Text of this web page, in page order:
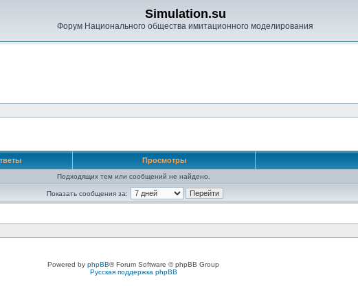
Simulation.su
Форум Национального общества имитационного моделирования
Просмотры
Подходящих тем или сообщений не найдено.
Показать сообщения за:
Powered by phpBB® Forum Software © phpBB Group
Русская поддержка phpBB